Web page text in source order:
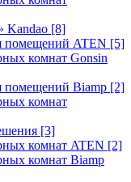
Kandao [8]
помещений ATEN [5]
комнат Gonsin
помещений Biamp [2]
комнат
[3]
комнат ATEN [2]
комнат Biamp